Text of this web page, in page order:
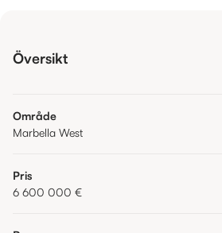
Översikt
Område
Marbella West
Pris
6 600 000 €